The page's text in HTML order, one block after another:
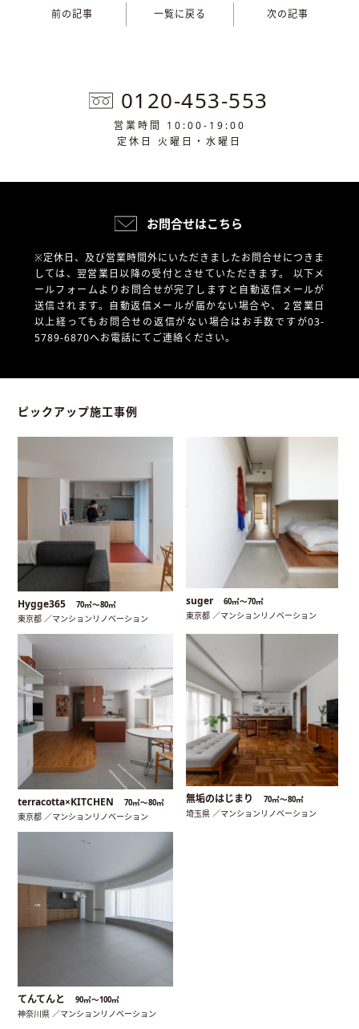
前の記事 一覧に戻る 次の記事
0120-453-553
営業時間 10:00-19:00
定休日 火曜日・水曜日
お問合せはこちら
※定休日、及び営業時間外にいただきましたお問合せにつきま
しては、翌営業日以降の受付とさせていただきます。 以下メ
ールフォームよりお問合せが完了しますと自動返信メールが
送信されます。自動返信メールが届かない場合や、
２営業日
以上経ってもお問合せの返信がない場合はお手数ですが03-
5789-6870へお電話にてご連絡ください。
ピックアップ施工事例
Hygge365 70㎡〜80㎡
東京都 ／マンションリノベーション
suger 60㎡〜70㎡
東京都 ／マンションリノベーション
terracotta×KITCHEN 70㎡〜80㎡
東京都 ／マンションリノベーション
無垢のはじまり 70㎡〜80㎡
埼玉県 ／マンションリノベーション
てんてんと 90㎡〜100㎡
神奈川県 ／マンションリノベーション